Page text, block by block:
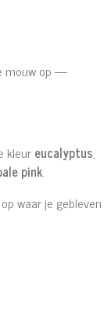
mouw op —
kleureucalyptus,
pink.
waar je gebleven